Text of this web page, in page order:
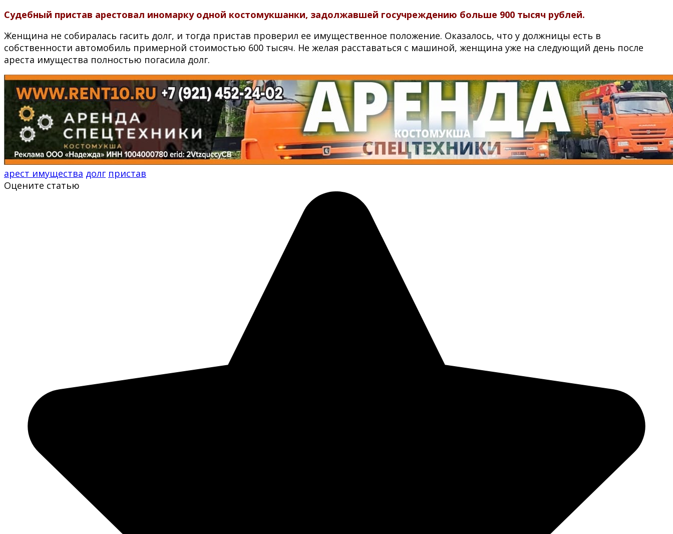
Судебный пристав арестовал иномарку одной костомукшанки, задолжавшей госучреждению больше 900 тысяч рублей.
Женщина не собиралась гасить долг, и тогда пристав проверил ее имущественное положение. Оказалось, что у должницы есть в
собственности автомобиль примерной стоимостью 600 тысяч. Не желая расставаться с машиной, женщина уже на следующий день после
ареста имущества полностью погасила долг.
арест имущества долг пристав
Оцените статью